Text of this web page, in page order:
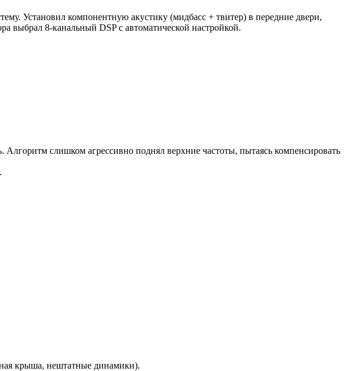
Установил компонентную акустику (мидбасс + твитер) в передние двери,
выбрал 8-канальный DSP с автоматической настройкой.
слишком агрессивно поднял верхние частоты, пытаясь компенсировать
крыша, нештатные динамики).